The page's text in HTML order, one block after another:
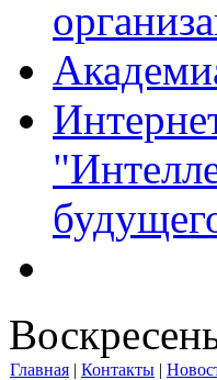
Главная | Контакты |